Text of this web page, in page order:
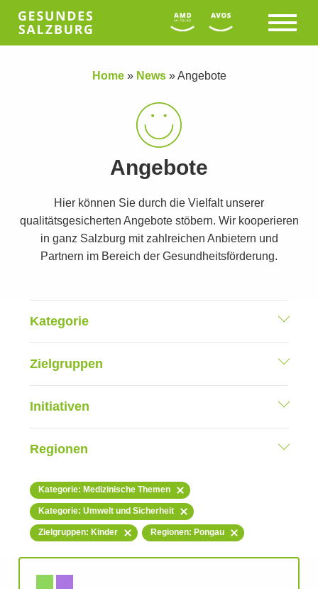
Home» News»Angebote
Angebote
Hier können Sie durch die Vielfalt unserer
qualitätsgesicherten Angebote stöbern. Wir kooperieren
in ganz Salzburg mit zahlreichen Anbietern und
Partnern im Bereich der Gesundheitsförderung.
Kategorie
Zielgruppen
Initiativen
Regionen
Kategorie: Medizinische Themen
Kategorie: Umwelt und Sicherheit
Zielgruppen: Kinder Regionen: Pongau